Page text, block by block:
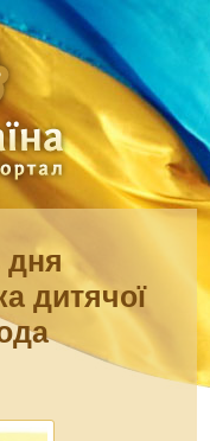
дня
дитячої